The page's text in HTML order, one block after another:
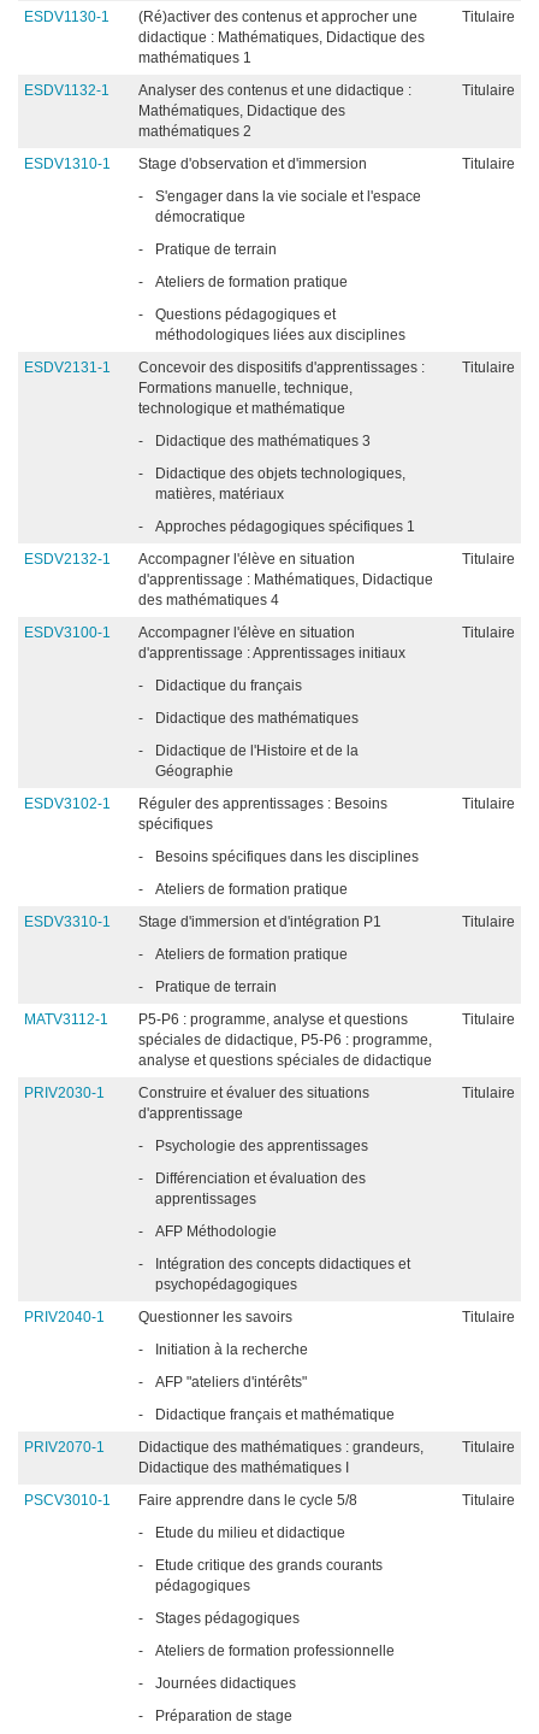
ESDV1130-1
(Ré)activer des contenus et approcher une
didactique : Mathématiques, Didactique des
mathématiques 1
Titulaire
ESDV1132-1
Analyser des contenus et une didactique :
Mathématiques, Didactique des
mathématiques 2
Titulaire
ESDV1310-1 Stage d'observation et d'immersion
Titulaire
-
S'engager dans la vie sociale et l'espace
démocratique
-
Pratique de terrain
-
Ateliers de formation pratique
-
Questions pédagogiques et
méthodologiques liées aux disciplines
ESDV2131-1
Concevoir des dispositifs d'apprentissages :
Formations manuelle, technique,
technologique et mathématique
Titulaire
-
Didactique des mathématiques 3
-
Didactique des objets technologiques,
matières, matériaux
-
Approches pédagogiques spécifiques 1
ESDV2132-1
Accompagner l'élève en situation
d'apprentissage : Mathématiques, Didactique
des mathématiques 4
Titulaire
ESDV3100-1
Accompagner l'élève en situation
d'apprentissage : Apprentissages initiaux
Titulaire
-
Didactique du français
-
Didactique des mathématiques
-
Didactique de l'Histoire et de la
Géographie
ESDV3102-1
Réguler des apprentissages : Besoins
spécifiques
Titulaire
-
Besoins spécifiques dans les disciplines
-
Ateliers de formation pratique
ESDV3310-1
Stage d'immersion et d'intégration P1
Titulaire
-
Ateliers de formation pratique
-
Pratique de terrain
MATV3112-1
P5-P6 : programme, analyse et questions
spéciales de didactique, P5-P6 : programme,
analyse et questions spéciales de didactique
Titulaire
PRIV2030-1
Construire et évaluer des situations
d'apprentissage
Titulaire
-
Psychologie des apprentissages
-
Différenciation et évaluation des
apprentissages
-
AFP Méthodologie
-
Intégration des concepts didactiques et
psychopédagogiques
PRIV2040-1
Questionner les savoirs
Titulaire
-
Initiation à la recherche
-
AFP "ateliers d'intérêts"
-
Didactique français et mathématique
PRIV2070-1
Didactique des mathématiques : grandeurs,
Didactique des mathématiques I
Titulaire
PSCV3010-1 Faire apprendre dans le cycle 5/8
Titulaire
-
Etude du milieu et didactique
-
Etude critique des grands courants
pédagogiques
-
Stages pédagogiques
-
Ateliers de formation professionnelle
-
Journées didactiques
-
Préparation de stage